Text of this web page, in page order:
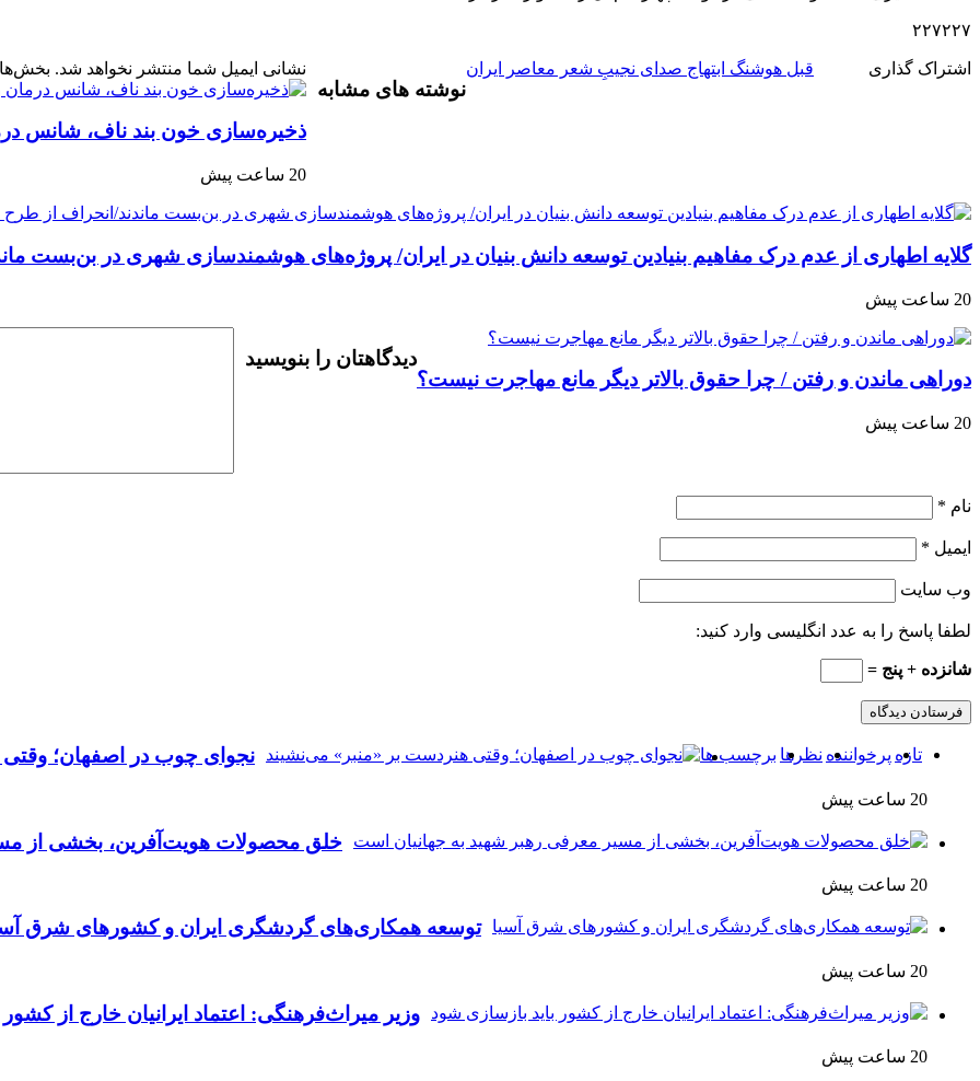
۲۲۷۲۲۷
اشتراک گذاری قبل هوشنگ ابتهاج صدای نجیبِ شعر معاصر ایران
نوشته های مشابه
ذخیره‌سازی خون بند ناف، شانس
20 ساعت پیش
گلایه اطهاری از عدم درک مفاهیم بنیادین توسعه دانش بنیان در ایران/ پروژه‌های هوشمندسازی شهری در بن‌بست ماندند/انحراف از
20 ساعت پیش
دوراهی ماندن و رفتن / چرا حقوق بالاتر دیگر مانع مهاجرت نیست؟
20 ساعت پیش
دیدگاهتان را بنویسید
نشانی ایمیل شما منتشر نخواهد شد.
نام *
ایمیل *
وب‌ سایت
لطفا پاسخ را به عدد انگلیسی وارد کنید:
شانزده + پنج =
تازه پرخواننده نظرها برچسب ها نجوای چوب در اصفهان؛
20 ساعت پیش
خلق محصولات هویت‌آفرین، بخشی از
20 ساعت پیش
توسعه همکاری‌های گردشگری ایران و کشورهای شرق
20 ساعت پیش
وزیر میراث‌فرهنگی: اعتماد ایرانیان خارج از
20 ساعت پیش